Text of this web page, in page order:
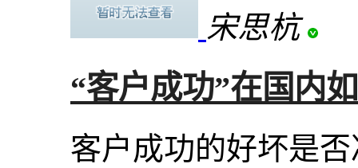
宋思杭
“客户成功”在国内
客户成功的好坏是